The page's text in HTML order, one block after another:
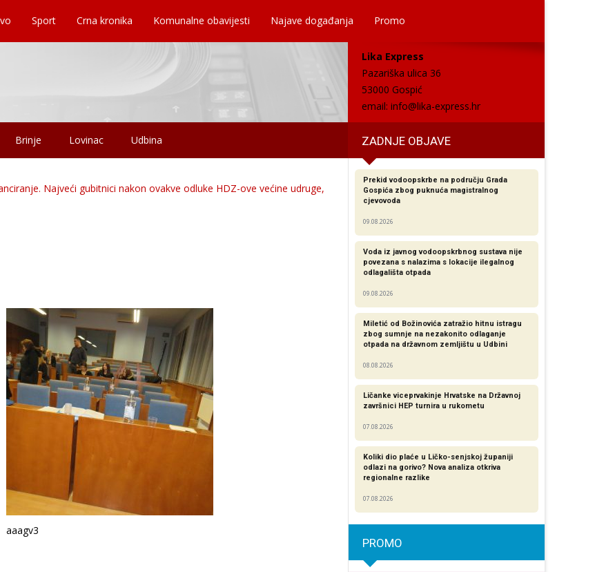
Sport Crna kronika Komunalne obavijesti Najave događanja Promo
Lika Express
Pazariška ulica 36
53000 Gospić
email: info@lika-express.hr
Brinje Lovinac Udbina ZADNJE OBJAVE
Najveći gubitnici nakon ovakve odluke HDZ-ove većine udruge,
aaagv3
Prekid vodoopskrbe na području Grada
Gospića zbog puknuća magistralnog
cjevovoda
09.08.2026
Voda iz javnog vodoopskrbnog sustava nije
povezana s nalazima s lokacije ilegalnog
odlagališta otpada
09.08.2026
Miletić od Božinovića zatražio hitnu istragu
zbog sumnje na nezakonito odlaganje
otpada na državnom zemljištu u Udbini
08.08.2026
Ličanke viceprvakinje Hrvatske na Državnoj
završnici HEP turnira u rukometu
07.08.2026
Koliki dio plaće u Ličko-senjskoj županiji
odlazi na gorivo? Nova analiza otkriva
regionalne razlike​
07.08.2026
PROMO